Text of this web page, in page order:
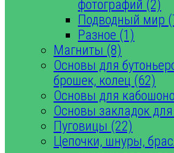
фотографий (2)
Подводный мир
Разное (1)
Магниты (8)
Основы для
брошек, колец (62)
Основы для
Основы закладок
Пуговицы (22)
Цепочки, шнуры,